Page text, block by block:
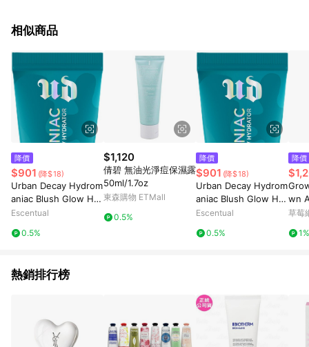
相似商品
降價
$901 (降$18)
Urban Decay Hydrom
aniac Blush Glow Hy
drator 15ml Obsesse
Escentual
0.5%
$1,120
倩碧 無油光淨痘保濕露
50ml/1.7oz
東森購物 ETMall
0.5%
降價
$901 (降$18)
Urban Decay Hydrom
aniac Blush Glow Hy
drator 15ml Wrecked
Escentual
0.5%
降價
wn
+油
烷
草莓
1%
熱銷排行榜